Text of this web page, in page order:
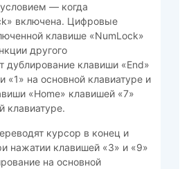
— когда
включена. Цифровые
клавише «NumLock»
другого
дублирование клавиши «End»
«1» на основной клавиатуре и
«Home» клавишей «7»
клавиатуре.
курсор в конец и
нажатии клавишей «3» и «9»
на основной